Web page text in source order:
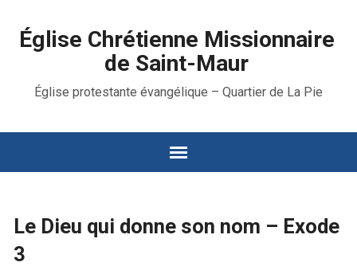
Église Chrétienne Missionnaire
de Saint-Maur
Église protestante évangélique – Quartier de La Pie
Le Dieu qui donne son nom – Exode
3